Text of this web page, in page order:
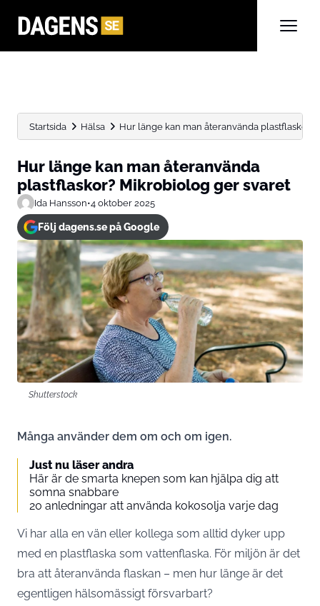
Startsida Hälsa Hur länge kan man återanvända
Hur länge kan man återanvända
plastflaskor? Mikrobiolog ger svaret
Ida Hansson•4 oktober 2025
Följ dagens.se på Google
Shutterstock
Många använder dem om och om igen.
Just nu läser andra
Här är de smarta knepen som kan hjälpa dig att
somna snabbare
20 anledningar att använda kokosolja varje dag
Vi har alla en vän eller kollega som alltid dyker upp
med en plastflaska som vattenflaska. För miljön är det
bra att återanvända flaskan – men hur länge är det
egentligen hälsomässigt försvarbart?